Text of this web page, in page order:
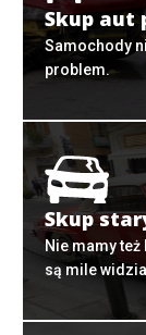
Skup aut
Samochody
problem.
Skup
Nie mamy
są mile